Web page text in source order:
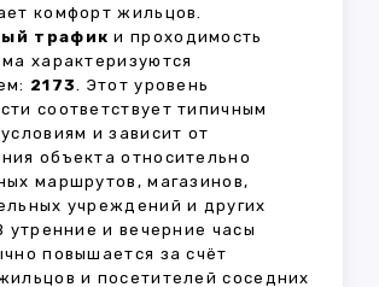
комфорт жильцов.
трафик и проходимость
характеризуются
2173. Этот уровень
соответствует типичным
и зависит от
объекта относительно
маршрутов, магазинов,
учреждений и других
утренние и вечерние часы
повышается за счёт
и посетителей соседних